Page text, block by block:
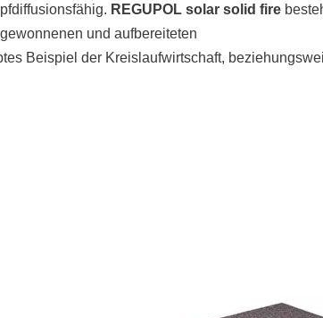
REGUPOL solar solid fire
und aufbereiteten
Beispiel der Kreislaufwirtschaft,